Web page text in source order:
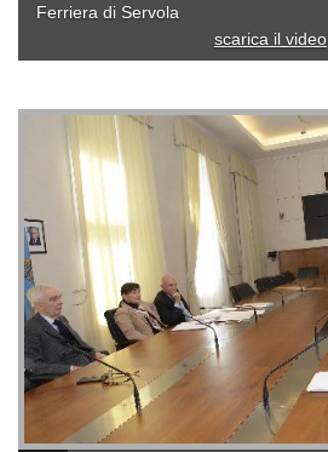
Ferriera di Servola
scarica il video